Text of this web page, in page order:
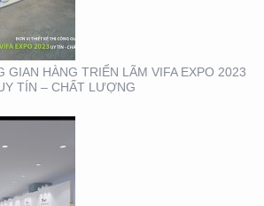
GIAN HÀNG TRIỂN LÃM VIFA EXPO 2023
TÍN – CHẤT LƯỢNG
CÔNG